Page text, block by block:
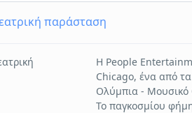
παράσταση
Η People
Chicago, ένα από
Ολύμπια -
Το παγκοσμίου